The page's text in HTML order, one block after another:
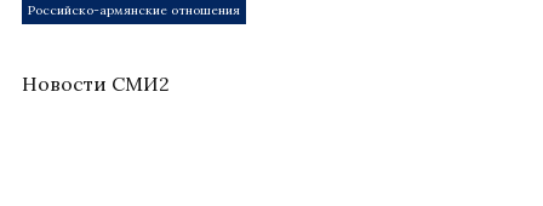
Российско-армянские отношения
Новости СМИ2